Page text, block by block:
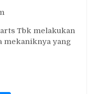
Tbk melakukan
mekaniknya yang